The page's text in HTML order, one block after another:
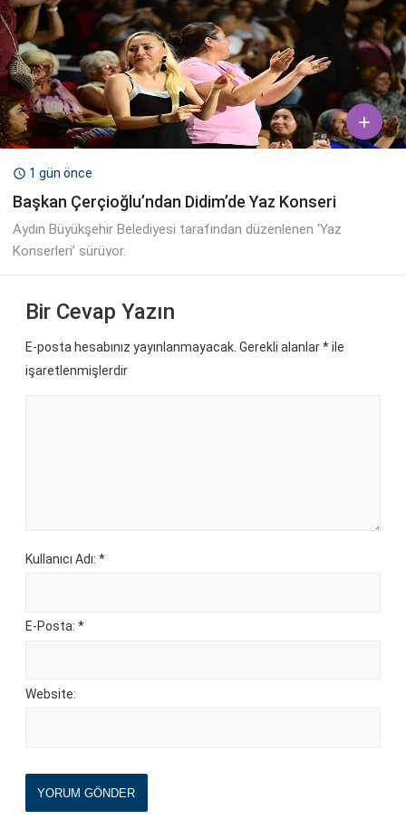

 1 gün önce
Başkan Çerçioğlu’ndan Didim’de Yaz Konseri
Aydın Büyükşehir Belediyesi tarafından düzenlenen ‘Yaz
Konserleri’ sürüyor.
Bir Cevap Yazın
E-posta hesabınız yayınlanmayacak. Gerekli alanlar*ile
işaretlenmişlerdir
Kullanıcı Adı: *
E-Posta: *
Website:
YORUM GÖNDER